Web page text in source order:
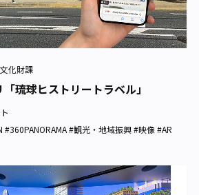
化財課
琉球ヒストリートラベル」
#360PANORAMA #観光・地域振興 #映像 #AR